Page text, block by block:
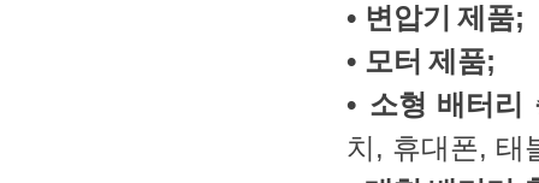
• 변압기 제품;
• 모터 제품;
• 소형 배터리
치 , 휴대폰, 태